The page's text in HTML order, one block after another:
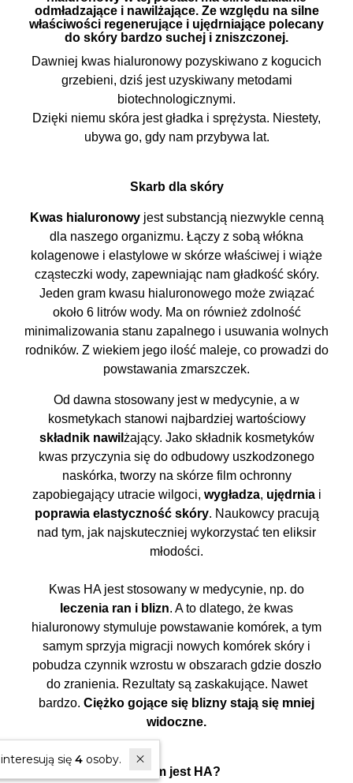
odmładzające i nawilżające. Ze względu na silne
właściwości regenerujące i ujędrniające polecany
do skóry bardzo suchej i zniszczonej.
Dawniej kwas hialuronowy pozyskiwano z kogucich
grzebieni, dziś jest uzyskiwany metodami
biotechnologicznymi.
Dzięki niemu skóra jest gładka i sprężysta. Niestety,
ubywa go, gdy nam przybywa lat.
Skarb dla skóry
Kwas hialuronowyjest substancją niezwykle cenną
dla naszego organizmu. Łączy z sobą włókna
kolagenowe i elastylowe w skórze właściwej i wiąże
cząsteczki wody, zapewniając nam gładkość skóry.
Jeden gram kwasu hialuronowego może związać
około 6 litrów wody. Ma on również zdolność
minimalizowania stanu zapalnego i usuwania wolnych
rodników. Z wiekiem jego ilość maleje, co prowadzi do
powstawania zmarszczek.
Od dawna stosowany jest w medycynie, a w
kosmetykach stanowi najbardziej wartościowy
składnik nawil żający. Jako składnik kosmetyków
kwas przyczynia się do odbudowy uszkodzonego
naskórka, tworzy na skórze film ochronny
zapobiegający utracie wilgoci, wygładza, ujędrniai
poprawia elastyczność skóry. Naukowcy pracują
nad tym, jak najskuteczniej wykorzystać ten eliksir
młodości.
Kwas HA jest stosowany w medycynie, np. do
leczenia ran i blizn. A to dlatego, że kwas
hialuronowy stymuluje powstawanie komórek, a tym
samym sprzyja migracji nowych komórek skóry i
pobudza czynnik wzrostu w obszarach gdzie doszło
do zranienia. Rezultaty są zaskakujące. Nawet
bardzo. Ciężko gojące się blizny stają się mniej
widoczne.
Czym jest HA?
W ostatnich 7 dniach produktem interesują się